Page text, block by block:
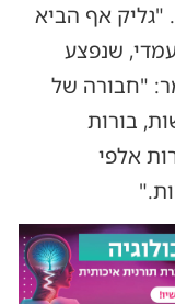
אף הביא
שנפצע
"חבורה של
בורות
אלפי